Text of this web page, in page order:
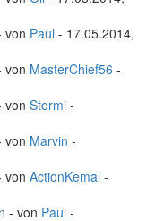
von Paul - 17.05.2014,
von MasterChief56 -
von Stormi -
von Marvin -
von ActionKemal -
- von Paul -